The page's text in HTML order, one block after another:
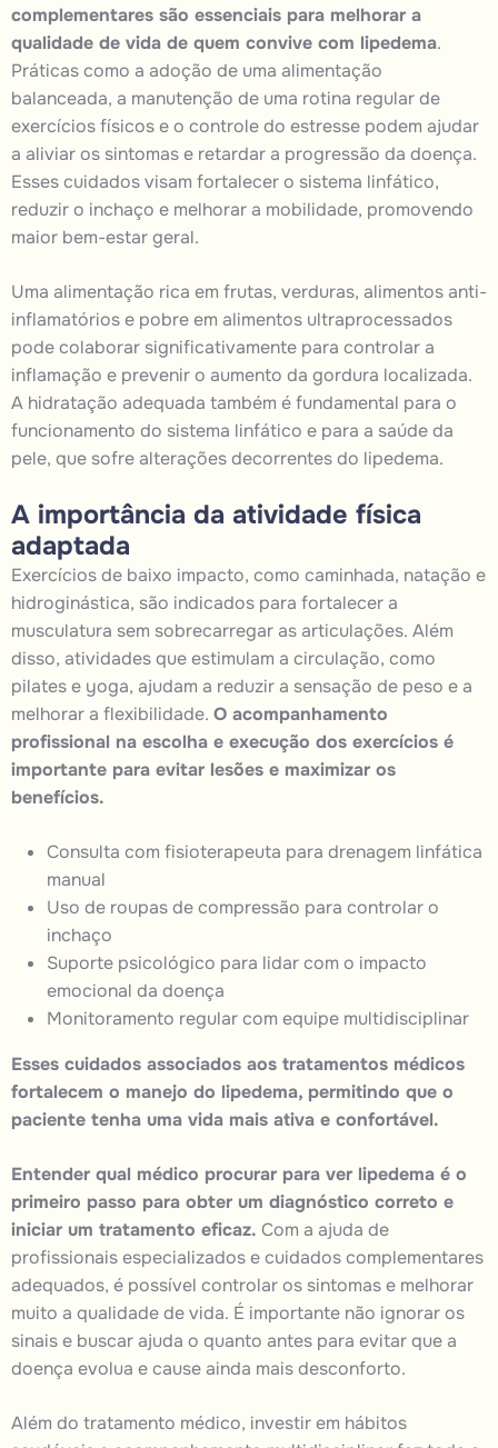
complementares são essenciais para melhorar a
qualidade de vida de quem convive com lipedema.
Práticas como a adoção de uma alimentação
balanceada, a manutenção de uma rotina regular de
exercícios físicos e o controle do estresse podem ajudar
a aliviar os sintomas e retardar a progressão da doença.
Esses cuidados visam fortalecer o sistema linfático,
reduzir o inchaço e melhorar a mobilidade, promovendo
maior bem-estar geral.
Uma alimentação rica em frutas, verduras, alimentos anti-
inflamatórios e pobre em alimentos ultraprocessados
pode colaborar significativamente para controlar a
inflamação e prevenir o aumento da gordura localizada.
A hidratação adequada também é fundamental para o
funcionamento do sistema linfático e para a saúde da
pele, que sofre alterações decorrentes do lipedema.
A importância da atividade física
adaptada
Exercícios de baixo impacto, como caminhada, natação e
hidroginástica, são indicados para fortalecer a
musculatura sem sobrecarregar as articulações. Além
disso, atividades que estimulam a circulação, como
pilates e yoga, ajudam a reduzir a sensação de peso e a
melhorar a flexibilidade. O acompanhamento
profissional na escolha e execução dos exercícios é
importante para evitar lesões e maximizar os
benefícios.
Consulta com fisioterapeuta para drenagem linfática
manual
Uso de roupas de compressão para controlar o
inchaço
Suporte psicológico para lidar com o impacto
emocional da doença
Monitoramento regular com equipe multidisciplinar
Esses cuidados associados aos tratamentos médicos
fortalecem o manejo do lipedema, permitindo que o
paciente tenha uma vida mais ativa e confortável.
Entender qual médico procurar para ver lipedema é o
primeiro passo para obter um diagnóstico correto e
iniciar um tratamento eficaz. Com a ajuda de
profissionais especializados e cuidados complementares
adequados, é possível controlar os sintomas e melhorar
muito a qualidade de vida. É importante não ignorar os
sinais e buscar ajuda o quanto antes para evitar que a
doença evolua e cause ainda mais desconforto.
Além do tratamento médico, investir em hábitos